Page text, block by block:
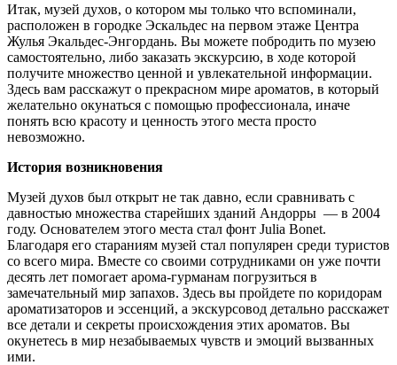
Итак, музей духов, о котором мы только что вспоминали,
расположен в городке Эскальдес на первом этаже Центра
Жулья Экальдес-Энгордань. Вы можете побродить по музею
самостоятельно, либо заказать экскурсию, в ходе которой
получите множество ценной и увлекательной информации.
Здесь вам расскажут о прекрасном мире ароматов, в который
желательно окунаться с помощью профессионала, иначе
понять всю красоту и ценность этого места просто
невозможно.
История возникновения
Музей духов был открыт не так давно, если сравнивать с
давностью множества старейших зданий Андорры — в 2004
году. Основателем этого места стал фонт Julia Bonet.
Благодаря его стараниям музей стал популярен среди туристов
со всего мира. Вместе со своими сотрудниками он уже почти
десять лет помогает арома-гурманам погрузиться в
замечательный мир запахов. Здесь вы пройдете по коридорам
ароматизаторов и эссенций, а экскурсовод детально расскажет
все детали и секреты происхождения этих ароматов. Вы
окунетесь в мир незабываемых чувств и эмоций вызванных
ими.